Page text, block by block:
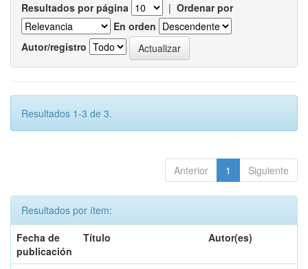
Resultados por página | Ordenar por
En orden
Autor/registro
Resultados 1-3 de 3.
Anterior 1 Siguiente
Resultados por ítem:
Fecha de
publicación
Título Autor(es)